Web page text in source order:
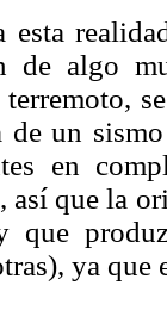
esta
de algo
de un
en
así que la
que
ya que